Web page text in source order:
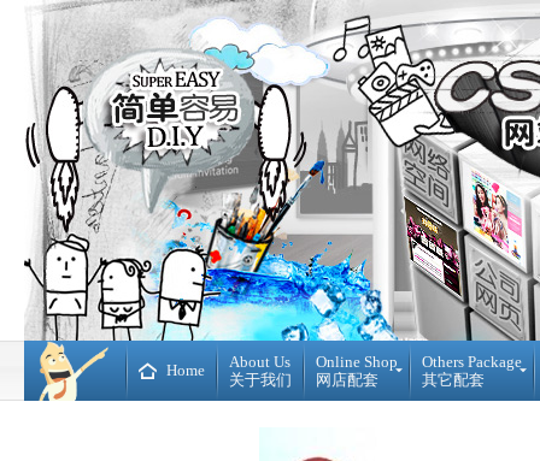
Home
About Us
关于我们
Online Shop
网店配套
Others Package
其它配套